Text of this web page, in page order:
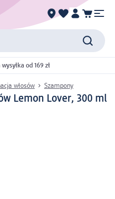
od 169 zł
włosów Szampony
Lemon Lover, 300 ml